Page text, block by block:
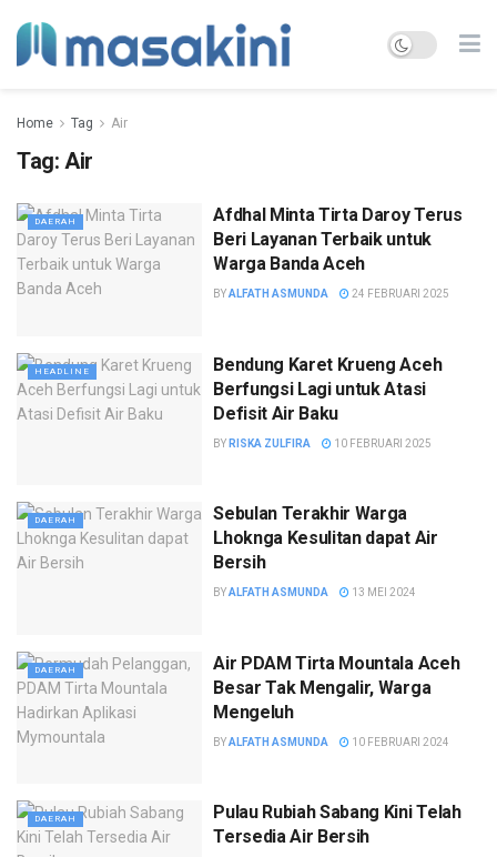
Home Tag Air
Tag: Air
DAERAH
Afdhal Minta Tirta Daroy Terus
Beri Layanan Terbaik untuk
Warga Banda Aceh
BYALFATH ASMUNDA 24 FEBRUARI 2025
HEADLINE
Bendung Karet Krueng Aceh
Berfungsi Lagi untuk Atasi
Defisit Air Baku
BY RISKA ZULFIRA 10 FEBRUARI 2025
DAERAH
Sebulan Terakhir Warga
Lhoknga Kesulitan dapat Air
Bersih
BYALFATH ASMUNDA 13 MEI 2024
DAERAH
Air PDAM Tirta Mountala Aceh
Besar Tak Mengalir, Warga
Mengeluh
BYALFATH ASMUNDA 10 FEBRUARI 2024
DAERAH
Pulau Rubiah Sabang Kini Telah
Tersedia Air Bersih